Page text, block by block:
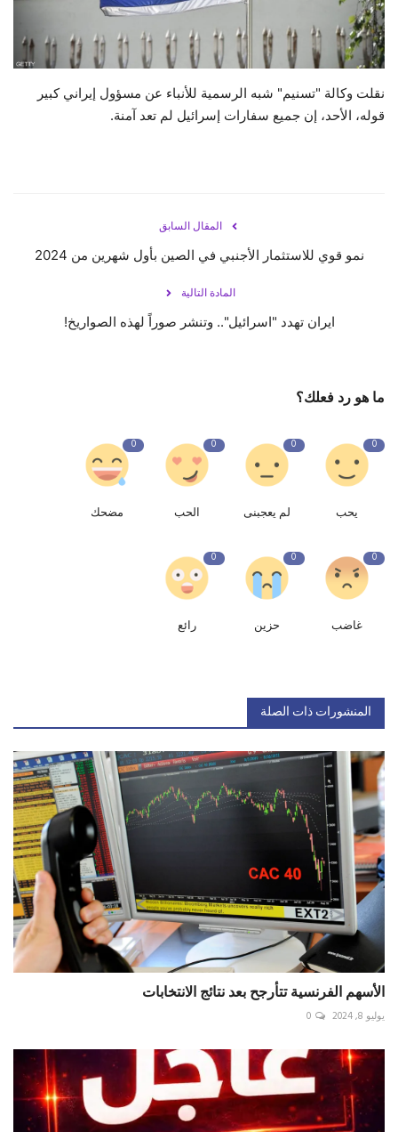
حياة
نقلت وكالة "تسنيم" شبه الرسمية للأنباء عن مسؤول إيراني كبير
قوله، الأحد، إن جميع سفارات إسرائيل لم تعد آمنة.
المقال السابق
نمو قوي للاستثمار الأجنبي في الصين بأول شهرين من 2024
المادة التالية
ايران تهدد "اسرائيل".. وتنشر صوراً لهذه الصواريخ!
ما هو رد فعلك؟
0
يحب
0
لم يعجبنى
0
الحب
0
مضحك
0
غاضب
0
حزين
0
رائع
المنشورات ذات الصلة
الأسهم الفرنسية تتأرجح بعد نتائج الانتخابات
يوليو 8, 2024 0